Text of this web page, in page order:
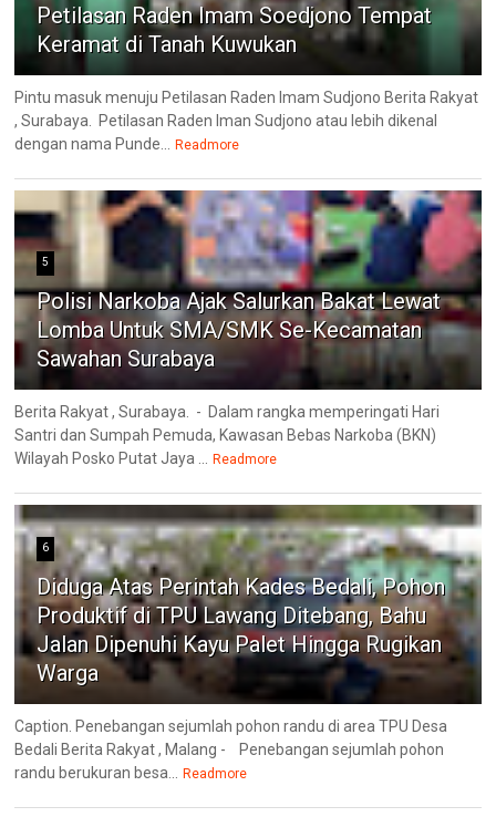
Petilasan Raden Imam Soedjono Tempat
Keramat di Tanah Kuwukan
Pintu masuk menuju Petilasan Raden Imam Sudjono Berita Rakyat
, Surabaya. Petilasan Raden Iman Sudjono atau lebih dikenal
dengan nama Punde...
Readmore
5
Polisi Narkoba Ajak Salurkan Bakat Lewat
Lomba Untuk SMA/SMK Se-Kecamatan
Sawahan Surabaya
Berita Rakyat , Surabaya. - Dalam rangka memperingati Hari
Santri dan Sumpah Pemuda, Kawasan Bebas Narkoba (BKN)
Wilayah Posko Putat Jaya ...
Readmore
6
Diduga Atas Perintah Kades Bedali, Pohon
Produktif di TPU Lawang Ditebang, Bahu
Jalan Dipenuhi Kayu Palet Hingga Rugikan
Warga
Caption. Penebangan sejumlah pohon randu di area TPU Desa
Bedali Berita Rakyat , Malang - Penebangan sejumlah pohon
randu berukuran besa...
Readmore